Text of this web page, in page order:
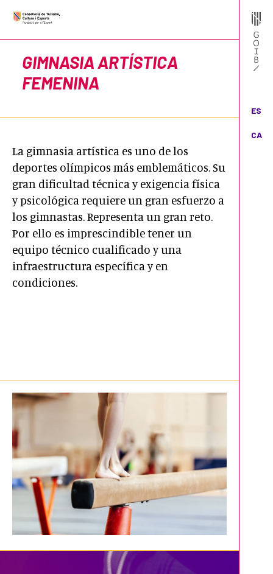
ES
CA
GIMNASIA ARTÍSTICA
FEMENINA
La gimnasia artística es uno de los
deportes olímpicos más emblemáticos. Su
gran dificultad técnica y exigencia física
y psicológica requiere un gran esfuerzo a
los gimnastas. Representa un gran reto.
Por ello es imprescindible tener un
equipo técnico cualificado y una
infraestructura específica y en
condiciones.